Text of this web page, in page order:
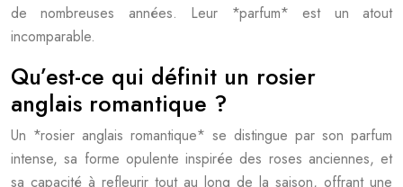
de nombreuses années. Leur *parfum* est un atout
incomparable.
Qu’est-ce qui définit un rosier
anglais romantique ?
Un *rosier anglais romantique* se distingue par son parfum
intense, sa forme opulente inspirée des roses anciennes, et
sa capacité à refleurir tout au long de la saison, offrant une